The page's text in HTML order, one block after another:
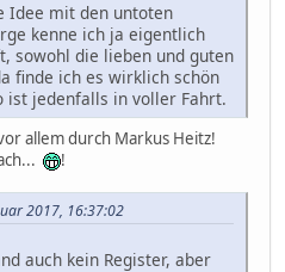
Idee mit den untoten
kenne ich ja eigentlich
sowohl die lieben und guten
finde ich es wirklich schön
ist jedenfalls in voller Fahrt.
allem durch Markus Heitz!
!
2017, 16:37:02
auch kein Register, aber